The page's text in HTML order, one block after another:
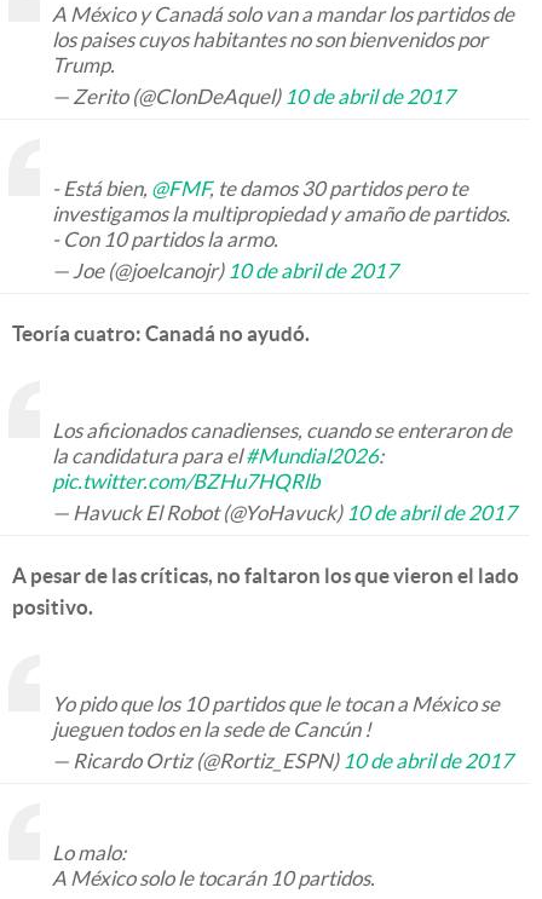
A México y Canadá solo van a mandar los partidos de
los paises cuyos habitantes no son bienvenidos por
Trump.
— Zerito (@ClonDeAquel) 10 de abril de 2017
- Está bien, @FMF, te damos 30 partidos pero te
investigamos la multipropiedad y amaño de partidos.
- Con 10 partidos la armo.
— Joe (@joelcanojr) 10 de abril de 2017
Teoría cuatro: Canadá no ayudó.
Los aficionados canadienses, cuando se enteraron de
la candidatura para el#Mundial2026:
pic.twitter.com/BZHu7HQRlb
— Havuck El Robot (@YoHavuck) 10 de abril de 2017
A pesar de las críticas, no faltaron los que vieron el lado
positivo.
Yo pido que los 10 partidos que le tocan a México se
jueguen todos en la sede de Cancún !
— Ricardo Ortiz (@Rortiz_ESPN) 10 de abril de 2017
Lo malo:
A México solo le tocarán 10 partidos.